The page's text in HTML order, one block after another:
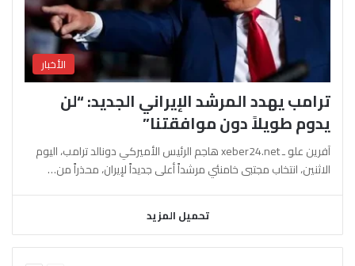
الأخبار
ترامب يهدد المرشد الإيراني الجديد: “لن
يدوم طويلاً دون موافقتنا”
آفرين علو ـ xeber24.net هاجم الرئيس الأميركي دونالد ترامب، اليوم
الاثنين، انتخاب مجتبى خامنئي مرشداً أعلى جديداً لإيران، محذراً من…
تحميل المزيد